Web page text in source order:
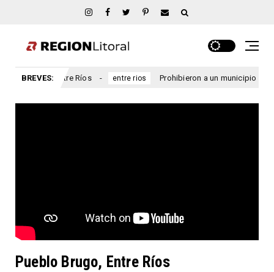
BREVES:
Entre Ríos entre rios Prohibieron a un municipio
Pueblo Brugo, Entre Ríos